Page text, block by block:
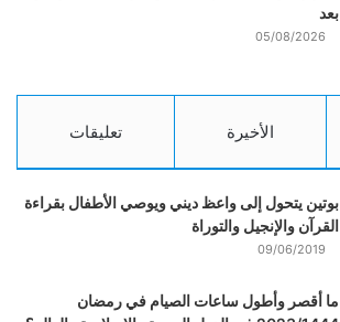
بعد
05/08/2026
الأخيرة تعليقات
بوتين يتحول إلى واعظ ديني ويوصي الأطفال بقراءة
القرآن والإنجيل والتوراة
09/06/2019
ما أقصر وأطول ساعات الصيام في رمضان